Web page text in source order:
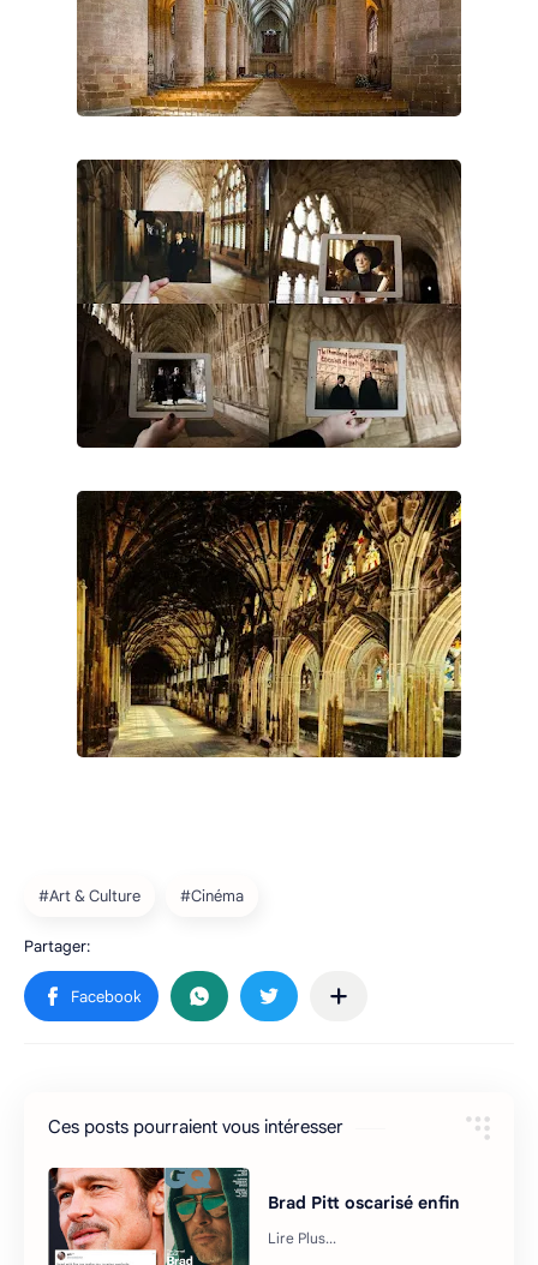
Ces posts pourraient vous intéresser
Brad Pitt oscarisé enfin